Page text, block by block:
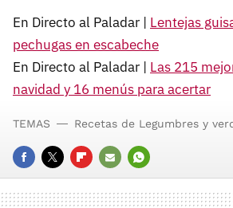
En Directo al Paladar | Lentejas
pechugas en escabeche
En Directo al Paladar | Las 215
navidad y 16 menús para acertar
FACEBOOK
TWITTERFLIPBOARD
E-
MAIL
WHATSAPP
TEMAS Recetas de Legumbres y